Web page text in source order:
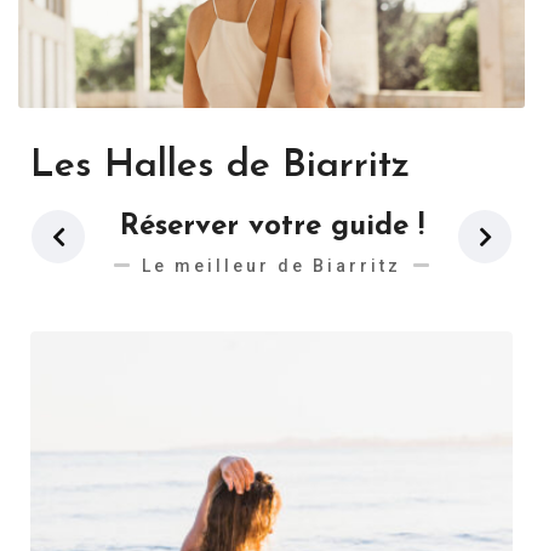
Les Halles de Biarritz
Réserver votre guide !
Le meilleur de Biarritz